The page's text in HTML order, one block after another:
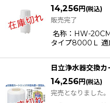
14,256円 (税込)
販売完了
名称：HW-
タイプ8000Ｌ
日立浄水器交換
14,256円 (税込)
完売となりました。